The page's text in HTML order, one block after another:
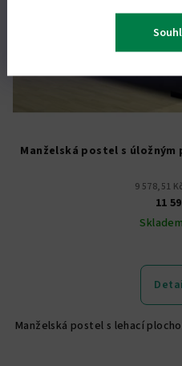
Manželská postel s úložným
9 578,51
11
Skladem
Manželská postel s lehací